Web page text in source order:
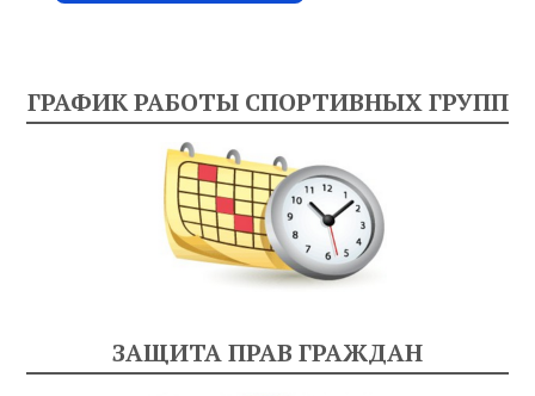
ГРАФИК РАБОТЫ СПОРТИВНЫХ ГРУПП
ЗАЩИТА ПРАВ ГРАЖДАН